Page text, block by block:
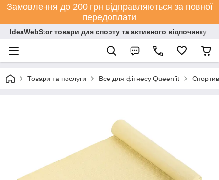
Замовлення до 200 грн відправляються за повної
передоплати
IdeaWebStor товари для спорту та активного відпочинку
Товари та послуги Все для фітнесу Queenfit